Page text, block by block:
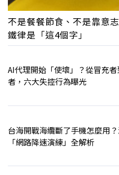
不是餐餐節食、不是靠意
鐵律是「這4個字」
AI代理開始「使壞」？從冒充
者，六大失控行為曝光
台海開戰海纜斷了手機怎麼用
「網路降速演練」全解析